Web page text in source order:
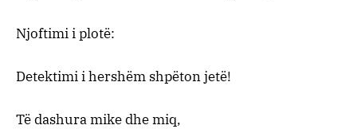
Njoftimi i plotë:
Detektimi i hershëm shpëton jetë!
Të dashura mike dhe miq,